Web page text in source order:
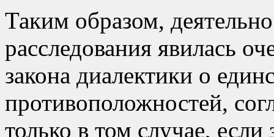
Таким образом,
расследования явилась
закона диалектики о
противоположностей,
только в том случае,